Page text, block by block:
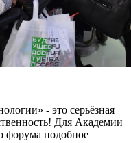
- это серьёзная
Для Академии
форума подобное